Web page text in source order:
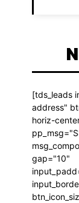
[tds_leads
address"
horiz-
gap="10"